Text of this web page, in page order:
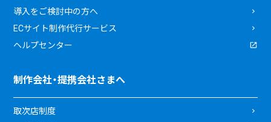
導入をご検討中の方へ
ECサイト制作代行サービス
ヘルプセンター
制作会社・提携会社さまへ
取次店制度